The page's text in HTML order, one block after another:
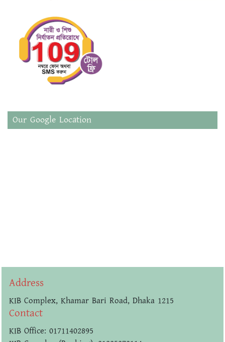
Our Google Location
Address
KIB Complex, Khamar Bari Road, Dhaka 1215
Contact
KIB Office: 01711402895